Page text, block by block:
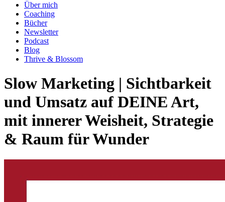
Über mich
Coaching
Bücher
Newsletter
Podcast
Blog
Thrive & Blossom
Slow Marketing | Sichtbarkeit
und Umsatz auf DEINE Art,
mit innerer Weisheit, Strategie
& Raum für Wunder